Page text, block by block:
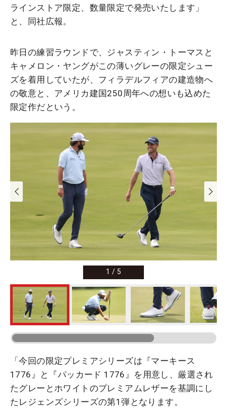
ラインストア限定、数量限定で発売いたします」
と、同社広報。
昨日の練習ラウンドで、ジャスティン・トーマスと
キャメロン・ヤングがこの薄いグレーの限定シュー
ズを着用していたが、フィラデルフィアの建造物へ
の敬意と、アメリカ建国250周年への想いも込めた
限定作だという。
1 / 5
「今回の限定プレミアシリーズは『マーキース
1776』と『パッカード 1776』を用意し、厳選され
たグレーとホワイトのプレミアムレザーを基調にし
たレジェンズシリーズの第1弾となります。